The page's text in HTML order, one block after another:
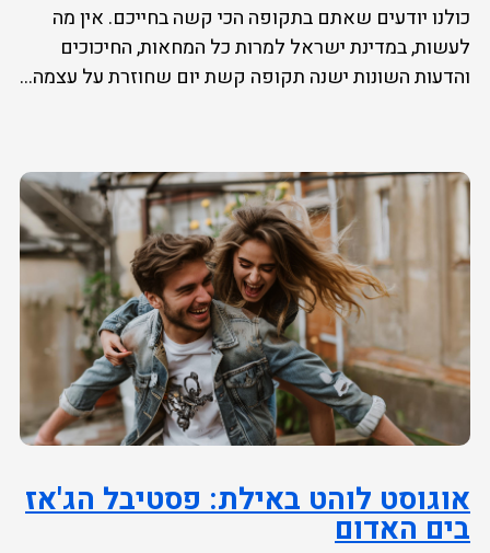
כולנו יודעים שאתם בתקופה הכי קשה בחייכם. אין מה
לעשות, במדינת ישראל למרות כל המחאות, החיכוכים
והדעות השונות ישנה תקופה קשת יום שחוזרת על עצמה...
אוגוסט לוהט באילת: פסטיבל הג'אז
בים האדום